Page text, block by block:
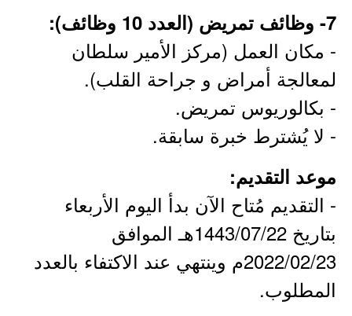
7- وظائف تمريض (العدد 10 وظائف):
- مكان العمل (مركز الأمير سلطان
لمعالجة أمراض و جراحة القلب).
- بكالوريوس تمريض.
- لا يُشترط خبرة سابقة.
موعد التقديم:
- التقديم مُتاح الآن بدأ اليوم الأربعاء
بتاريخ 1443/07/22هـ الموافق
2022/02/23م وينتهي عند الاكتفاء بالعدد
المطلوب.